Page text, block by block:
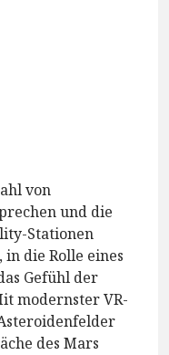
von
und die
Stationen
die Rolle eines
Gefühl der
modernster VR-
des Mars